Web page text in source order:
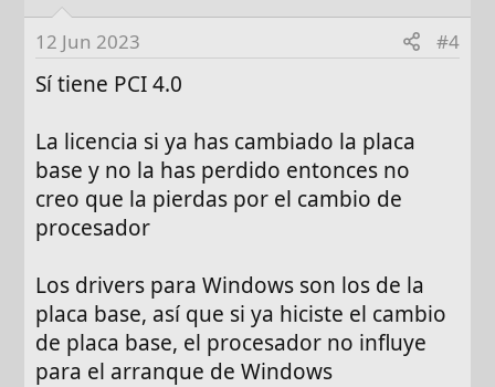
12 Jun 2023 #4
Sí tiene PCI 4.0
La licencia si ya has cambiado la placa
base y no la has perdido entonces no
creo que la pierdas por el cambio de
procesador
Los drivers para Windows son los de la
placa base, así que si ya hiciste el cambio
de placa base, el procesador no influye
para el arranque de Windows